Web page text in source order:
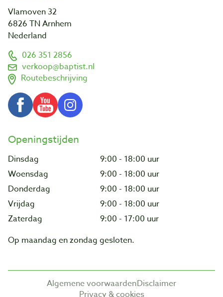
Vlamoven 32
6826 TN Arnhem
Nederland
026 351 2856
verkoop@baptist.nl
Routebeschrijving
Openingstijden
Dinsdag
9:00 - 18:00 uur
Woensdag
9:00 - 18:00 uur
Donderdag
9:00 - 18:00 uur
Vrijdag
9:00 - 18:00 uur
Zaterdag
9:00 - 17:00 uur
Op maandag en zondag gesloten.
Algemene voorwaardenDisclaimer
Privacy & cookies